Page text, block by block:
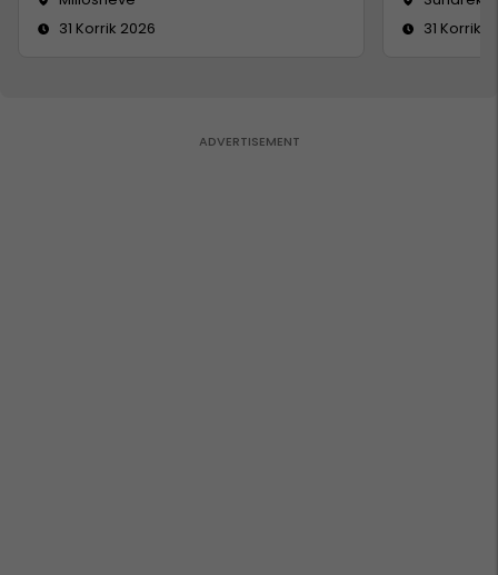
31 Korrik 2026
31 Korrik